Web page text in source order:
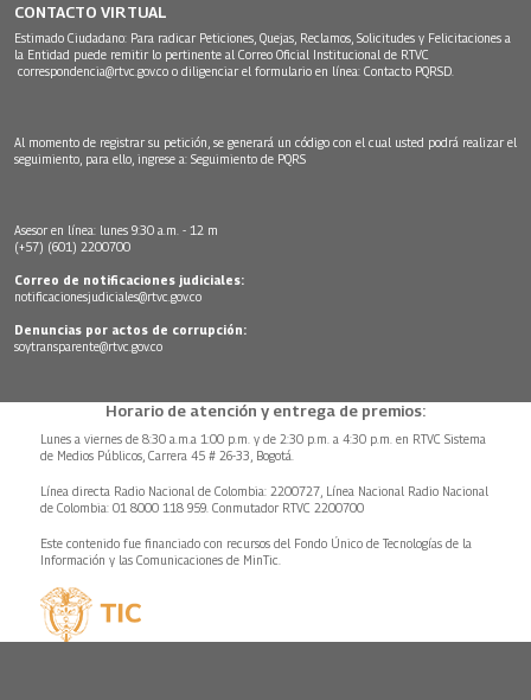
CONTACTO VIRTUAL
Estimado Ciudadano: Para radicar Peticiones, Quejas, Reclamos, Solicitudes y Felicitaciones a
la Entidad puede remitir lo pertinente al Correo Oficial Institucional de RTVC
correspondencia@rtvc.gov.co o diligenciar el formulario en línea: Contacto PQRSD.
Al momento de registrar su petición, se generará un código con el cual usted podrá realizar el
seguimiento, para ello, ingrese a: Seguimiento de PQRS
Asesor en línea: lunes 9:30 a.m. - 12 m
(+57) (601) 2200700
Correo de notificaciones judiciales:
notificacionesjudiciales@rtvc.gov.co
Denuncias por actos de corrupción:
soytransparente@rtvc.gov.co
Horario de atención y entrega de premios:
Lunes a viernes de 8:30 a.m.a 1:00 p.m. y de 2:30 p.m. a 4:30 p.m. en RTVC Sistema
de Medios Públicos, Carrera 45 # 26-33, Bogotá.
Línea directa Radio Nacional de Colombia: 2200727, Línea Nacional Radio Nacional
de Colombia: 01 8000 118 959. Conmutador RTVC 2200700
Este contenido fue financiado con recursos del Fondo Único de Tecnologías de la
Información y las Comunicaciones de MinTic.